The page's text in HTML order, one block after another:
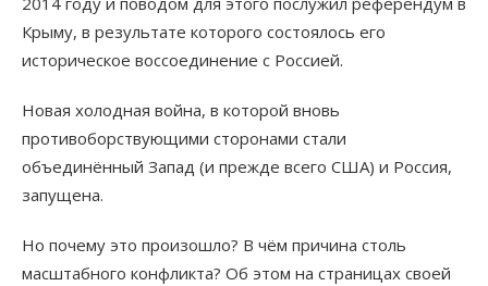
Крыму, в результате которого состоялось его
историческое воссоединение с Россией.
Новая холодная война, в которой вновь
противоборствующими сторонами стали
объединённый Запад (и прежде всего США) и Россия,
запущена.
Но почему это произошло? В чём причина столь
масштабного конфликта? Об этом на страницах своей